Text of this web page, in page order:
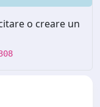
o creare un